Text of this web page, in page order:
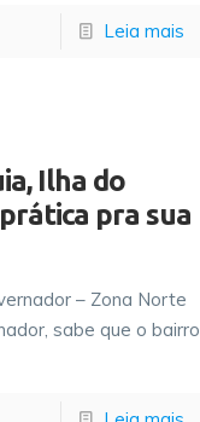
Leia mais
Ilha do
pra sua
– Zona Norte
sabe que o bairro